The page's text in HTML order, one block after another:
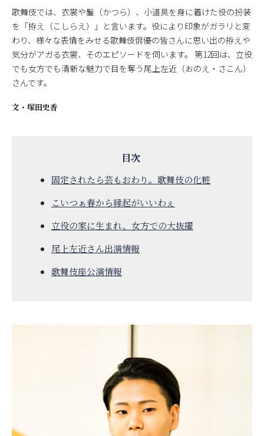
歌舞伎では、衣裳や鬘（かつら）、小道具を身に着けた役の扮装
を「拵え（こしらえ）」と言います。役により印象がガラリと変
わり、様々な表情をみせる歌舞伎俳優の皆さんに思い出の拵えや
気分がアガる衣裳、そのエピソードを伺います。 第12回は、立役
でも女方でも清新な魅力で目を奪う尾上左近（おのえ・さこん）
さんです。
文・ 塚田史香
固定されたら芸もおわり。歌舞伎の化粧
こいつぁ春から縁起がいいわぇ
立役の家に生まれ、女方での大抜擢
尾上左近さん出演情報
歌舞伎座公演情報